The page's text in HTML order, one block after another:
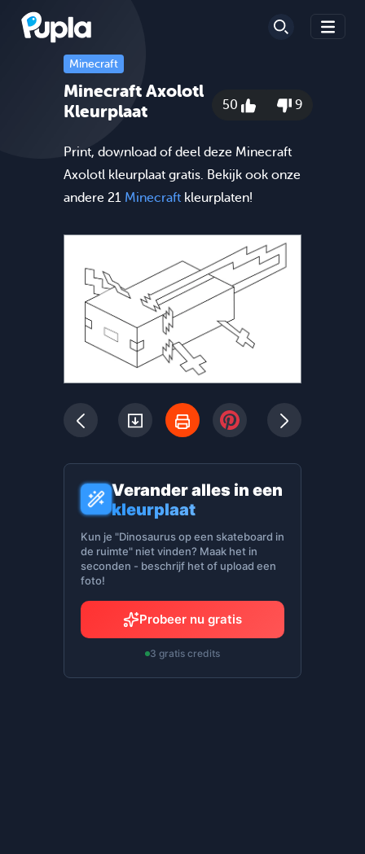
Minecraft
Minecraft Axolotl
Kleurplaat
50 9
Print, download of deel deze Minecraft
Axolotl kleurplaat gratis. Bekijk ook onze
andere 21 Minecraft kleurplaten!
Verander alles in een
kleurplaat
Kun je "Dinosaurus op een skateboard in
de ruimte" niet vinden? Maak het in
seconden - beschrijf het of upload een
foto!
Probeer nu gratis
3 gratis credits